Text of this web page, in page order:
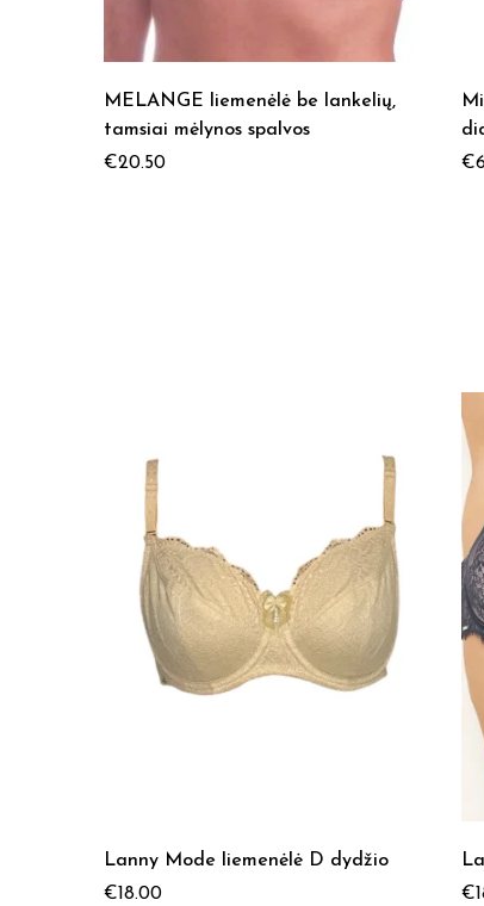
MELANGE liemenėlė be lankelių,
tamsiai mėlynos spalvos
€20.50
€
Lanny Mode liemenėlė D dydžio
€18.00
€